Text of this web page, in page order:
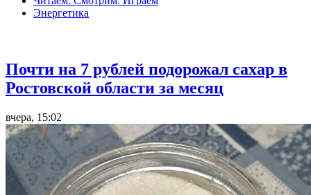
Энергетика
Почти на 7 рублей подорожал сахар в
Ростовской области за месяц
вчера, 15:02